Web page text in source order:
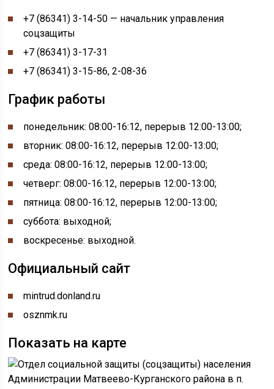
+7 (86341) 3-14-50 — начальник управления
соцзащиты
+7 (86341) 3-17-31
+7 (86341) 3-15-86, 2-08-36
График работы
понедельник: 08:00-16:12, перерыв 12:00-13:00;
вторник: 08:00-16:12, перерыв 12:00-13:00;
среда: 08:00-16:12, перерыв 12:00-13:00;
четверг: 08:00-16:12, перерыв 12:00-13:00;
пятница: 08:00-16:12, перерыв 12:00-13:00;
суббота: выходной;
воскресенье: выходной.
Официальный сайт
mintrud.donland.ru
osznmk.ru
Показать на карте